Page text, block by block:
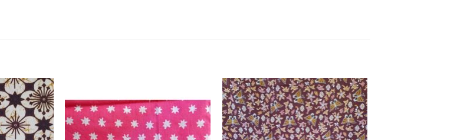
Ajouter
à la liste
de
souhaits
Ajouter
à la liste
de
souhaits
Ajouter
à la liste
de
souhaits